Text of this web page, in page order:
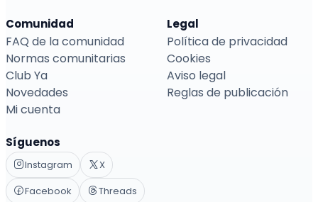
Comunidad
FAQ de la comunidad
Normas comunitarias
Club Ya
Novedades
Mi cuenta
Legal
Política de privacidad
Cookies
Aviso legal
Reglas de publicación
Síguenos
Instagram
X
Facebook
Threads